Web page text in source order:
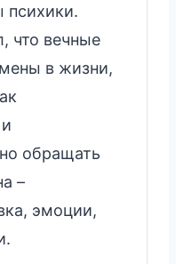
психики.
что вечные
в жизни,
обращать
–
эмоции,